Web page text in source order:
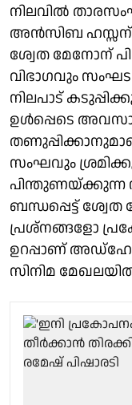
നിലവില്‍
അന്‍സിബ
ശ്വേത മേനോന്
വിഭാഗവും
നിലപാട്
ഉള്‍പ്പെടെ
സംഘവും
പിന്തുണയ്ക്കുന്ന
ബന്ധപ്പെട്ട്
പ്രശ്‌നങ്ങളോ
ഉറപ്പാണ്
സിനിമ